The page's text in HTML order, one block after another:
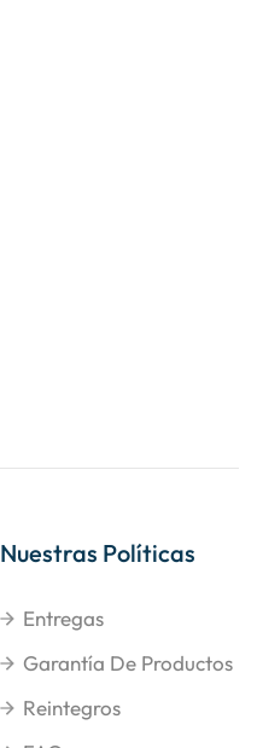
Nuestras Políticas
Entregas
Garantía De Productos
Reintegros